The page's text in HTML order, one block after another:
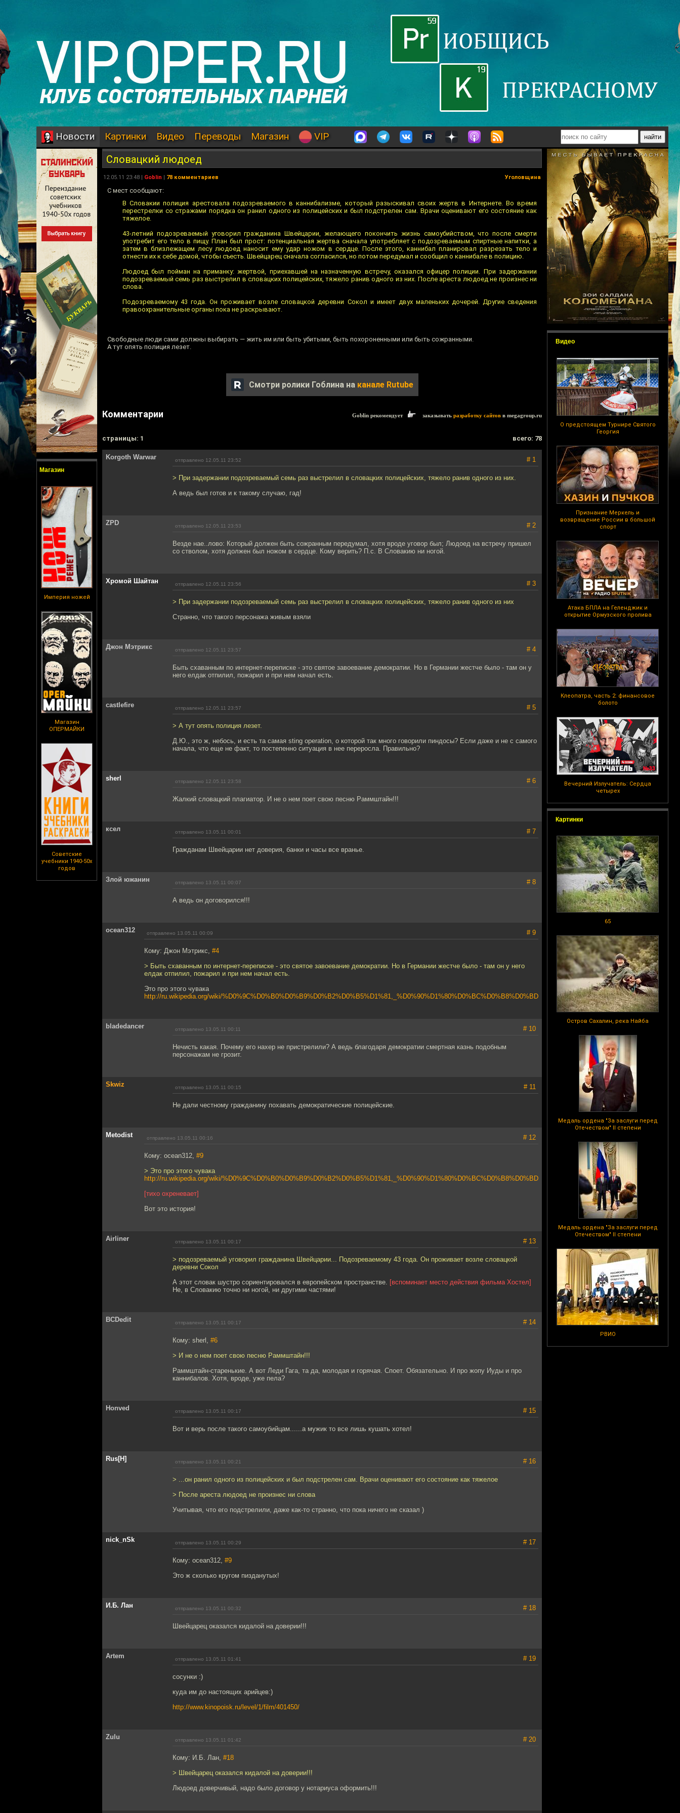
Новости Картинки Видео Переводы Магазин VIP
Магазин
Империя ножей
Магазин
ОПЕРМАЙКИ
Советские
учебники 1940-50х
годов
Видео
О предстоящем Турнире Святого
Георгия
Признание Меркель и
возвращение России в большой
спорт
Атака БПЛА на Геленджик и
открытие Ормузского пролива
Клеопатра, часть 2: финансовое
болото
Вечерний Излучатель: Сердца
четырех
Картинки
65
Остров Сахалин, река Найба
Медаль ордена "За заслуги перед
Отечеством" II степени
Медаль ордена "За заслуги перед
Отечеством" II степени
РВИО
Словацкий людоед
12.05.11 23:48 | Goblin | 78 комментариев Уголовщина
С мест сообщают:
В Словакии полиция арестовала подозреваемого в каннибализме, который разыскивал своих жертв в Интернете. Во время
перестрелки со стражами порядка он ранил одного из полицейских и был подстрелен сам. Врачи оценивают его состояние как
тяжелое.
43-летний подозреваемый уговорил гражданина Швейцарии, желающего покончить жизнь самоубийством, что после смерти
употребит его тело в пищу. План был прост: потенциальная жертва сначала употребляет с подозреваемым спиртные напитки, а
затем в близлежащем лесу людоед наносит ему удар ножом в сердце. После этого, каннибал планировал разрезать тело и
отнести их к себе домой, чтобы съесть. Швейцарец сначала согласился, но потом передумал и сообщил о каннибале в полицию.
Людоед был пойман на приманку: жертвой, приехавшей на назначенную встречу, оказался офицер полиции. При задержании
подозреваемый семь раз выстрелил в словацких полицейских, тяжело ранив одного из них. После ареста людоед не произнес ни
слова.
Подозреваемому 43 года. Он проживает возле словацкой деревни Сокол и имеет двух маленьких дочерей. Другие сведения
правоохранительные органы пока не раскрывают.
Свободные люди сами должны выбирать — жить им или быть убитыми, быть похороненными или быть сожранными.
А тут опять полиция лезет.
Смотри ролики Гоблина на канале Rutube
Комментарии Goblin рекомендует заказывать разработку сайтов в megagroup.ru
cтраницы: 1 всего: 78
Korgoth Warwar отправлено 12.05.11 23:52 # 1
> При задержании подозреваемый семь раз выстрелил в словацких полицейских, тяжело ранив одного из них.
А ведь был готов и к такому случаю, гад!
ZPD отправлено 12.05.11 23:53 # 2
Везде нае..лово: Который должен быть сожранным передумал, хотя вроде уговор был; Людоед на встречу пришел
со стволом, хотя должен был ножом в сердце. Кому верить? П.с. В Словакию ни ногой.
Хромой Шайтан отправлено 12.05.11 23:56 # 3
> При задержании подозреваемый семь раз выстрелил в словацких полицейских, тяжело ранив одного из них
Странно, что такого персонажа живым взяли
Джон Мэтрикс отправлено 12.05.11 23:57 # 4
Быть схаванным по интернет-переписке - это святое завоевание демократии. Но в Германии жестче было - там он у
него елдак отпилил, пожарил и при нем начал есть.
castlefire отправлено 12.05.11 23:57 # 5
> А тут опять полиция лезет.
Д.Ю., это ж, небось, и есть та самая sting operation, о которой так много говорили пиндосы? Если даже и не с самого
начала, что еще не факт, то постепенно ситуация в нее переросла. Правильно?
sherl отправлено 12.05.11 23:58 # 6
Жалкий словацкий плагиатор. И не о нем поет свою песню Раммштайн!!!
ксел отправлено 13.05.11 00:01 # 7
Гражданам Швейцарии нет доверия, банки и часы все вранье.
Злой южанин отправлено 13.05.11 00:07 # 8
А ведь он договорился!!!
ocean312 отправлено 13.05.11 00:09 # 9
Кому: Джон Мэтрикс, #4
> Быть схаванным по интернет-переписке - это святое завоевание демократии. Но в Германии жестче было - там он у него
елдак отпилил, пожарил и при нем начал есть.
Это про этого чувака
http://ru.wikipedia.org/wiki/%D0%9C%D0%B0%D0%B9%D0%B2%D0%B5%D1%81,_%D0%90%D1%80%D0%BC%D0%B8%D0%BD
bladedancer отправлено 13.05.11 00:11 # 10
Нечисть какая. Почему его нахер не пристрелили? А ведь благодаря демократии смертная казнь подобным
персонажам не грозит.
Skwiz отправлено 13.05.11 00:15 # 11
Не дали честному гражданину похавать демократические полицейские.
Metodist отправлено 13.05.11 00:16 # 12
Кому: ocean312, #9
> Это про этого чувака
http://ru.wikipedia.org/wiki/%D0%9C%D0%B0%D0%B9%D0%B2%D0%B5%D1%81,_%D0%90%D1%80%D0%BC%D0%B8%D0%BD
[тихо охреневает]
Вот это история!
Airliner отправлено 13.05.11 00:17 # 13
> подозреваемый уговорил гражданина Швейцарии... Подозреваемому 43 года. Он проживает возле словацкой
деревни Сокол
А этот словак шустро сориентировался в европейском пространстве. [вспоминает место действия фильма Хостел]
Не, в Словакию точно ни ногой, ни другими частями!
BCDedit отправлено 13.05.11 00:17 # 14
Кому: sherl, #6
> И не о нем поет свою песню Раммштайн!!!
Раммштайн-старенькие. А вот Леди Гага, та да, молодая и горячая. Споет. Обязательно. И про жопу Иуды и про
каннибалов. Хотя, вроде, уже пела?
Honved отправлено 13.05.11 00:17 # 15
Вот и верь после такого самоубийцам......а мужик то все лишь кушать хотел!
Rus[H] отправлено 13.05.11 00:21 # 16
> ...он ранил одного из полицейских и был подстрелен сам. Врачи оценивают его состояние как тяжелое
> После ареста людоед не произнес ни слова
Учитывая, что его подстрелили, даже как-то странно, что пока ничего не сказал )
nick_nSk отправлено 13.05.11 00:29 # 17
Кому: ocean312, #9
Это ж сколько кругом пизданутых!
И.Б. Лан отправлено 13.05.11 00:32 # 18
Швейцарец оказался кидалой на доверии!!!
Artem отправлено 13.05.11 01:41 # 19
сосунки :)
куда им до настоящих арийцев:)
http://www.kinopoisk.ru/level/1/film/401450/
Zulu отправлено 13.05.11 01:42 # 20
Кому: И.Б. Лан, #18
> Швейцарец оказался кидалой на доверии!!!
Людоед доверчивый, надо было договор у нотариуса оформить!!!